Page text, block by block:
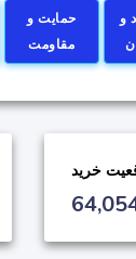
حمایت و
مقاومت
و
خرید